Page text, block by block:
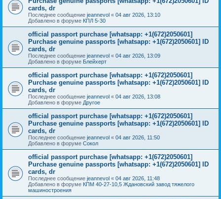
cards, dr
Последнее сообщение jeannevol « 04 авг 2026, 13:10
Добавлено в форуме КПЛ 5-30
official passport purchase [whatsapp: +1(672)2050601]
Purchase genuine passports [whatsapp: +1(672)2050601] ID
cards, dr
Последнее сообщение jeannevol « 04 авг 2026, 13:09
Добавлено в форуме Блейхерт
official passport purchase [whatsapp: +1(672)2050601]
Purchase genuine passports [whatsapp: +1(672)2050601] ID
cards, dr
Последнее сообщение jeannevol « 04 авг 2026, 13:08
Добавлено в форуме Другое
official passport purchase [whatsapp: +1(672)2050601]
Purchase genuine passports [whatsapp: +1(672)2050601] ID
cards, dr
Последнее сообщение jeannevol « 04 авг 2026, 11:50
Добавлено в форуме Сокол
official passport purchase [whatsapp: +1(672)2050601]
Purchase genuine passports [whatsapp: +1(672)2050601] ID
cards, dr
Последнее сообщение jeannevol « 04 авг 2026, 11:48
Добавлено в форуме КПМ 40-27-10,5 Ждановский завод тяжелого
машиностроения